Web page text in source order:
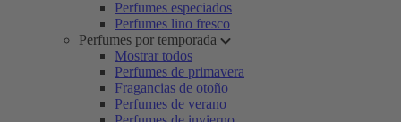
Perfumes especiados
Perfumes lino fresco
Perfumes por temporada
Mostrar todos
Perfumes de primavera
Fragancias de otoño
Perfumes de verano